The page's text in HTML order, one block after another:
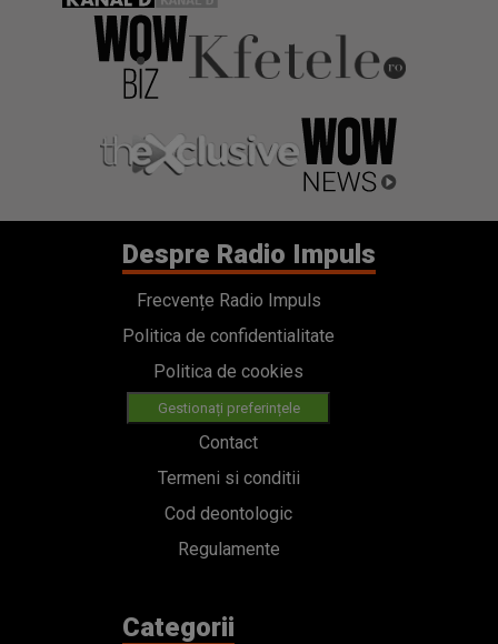
Despre Radio Impuls
Frecvențe Radio Impuls
Politica de confidentialitate
Politica de cookies
Gestionați preferințele
Contact
Termeni si conditii
Cod deontologic
Regulamente
Categorii